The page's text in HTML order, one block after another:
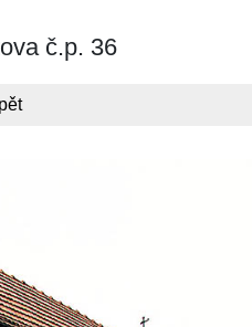
č.p. 36